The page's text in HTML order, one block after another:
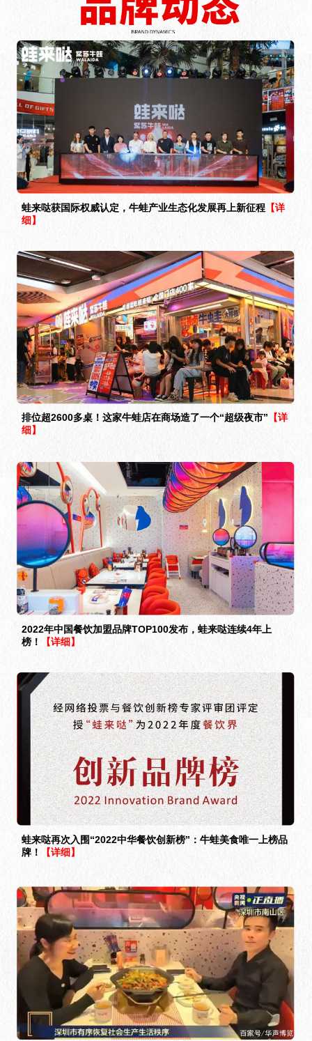
蛙来哒获国际权威认定，牛蛙产业生态化发展再上新征程 【详
细】
排位超2600多桌！这家牛蛙店在商场造了一个“超级夜市” 【详
细】
2022年中国餐饮加盟品牌TOP100发布，蛙来哒连续4年上
榜！
【详细】
蛙来哒再次入围“2022中华餐饮创新榜”：牛蛙美食唯一上榜品
牌！
【详细】